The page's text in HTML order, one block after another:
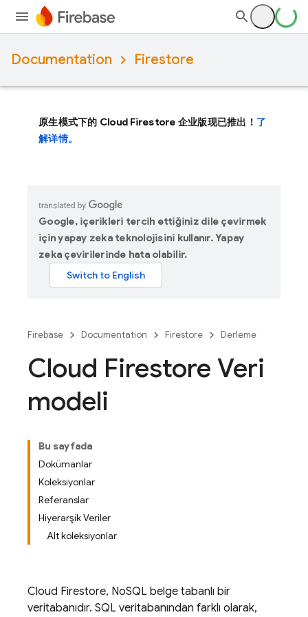
Documentation Firestore
原生模式下的 Cloud Firestore 企业版现已推出！ 了
解详情。
Google, içerikleri tercih ettiğiniz dile çevirmek
için yapay zeka teknolojisini kullanır. Yapay
zeka çevirilerinde hata olabilir.
Firebase Documentation Firestore Derleme
Cloud Firestore Veri
modeli
Bu sayfada
Dokümanlar
Koleksiyonlar
Referanslar
Hiyerarşik Veriler
Alt koleksiyonlar
Cloud Firestore, NoSQL belge tabanlı bir
veritabanıdır. SQL veritabanından farklı olarak,